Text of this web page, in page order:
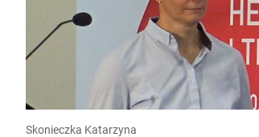
Skonieczka Katarzyna